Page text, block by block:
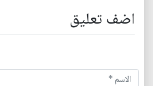
اضف تعليق